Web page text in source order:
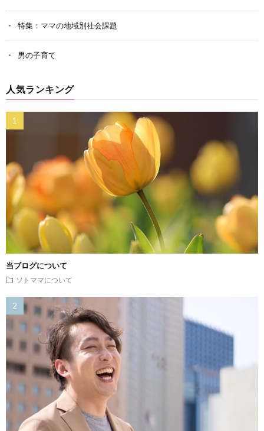
特集：ママの地域別社会課題
男の子育て
人気ランキング
当ブログについて
ソトママについて